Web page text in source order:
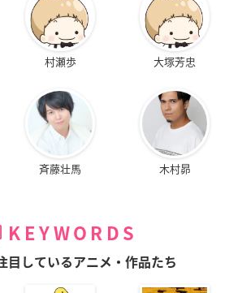
村瀬歩 大塚芳忠
斉藤壮馬 木村昴
KEYWORDS
目しているアニメ・作品たち